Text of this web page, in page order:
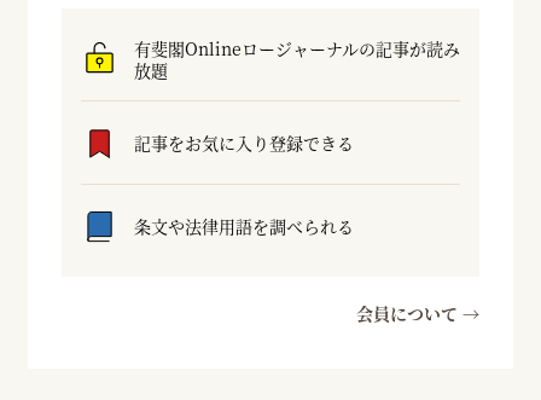
有斐閣Onlineロージャーナルの記事が読み
放題
記事をお気に入り登録できる
条文や法律用語を調べられる
会員について →